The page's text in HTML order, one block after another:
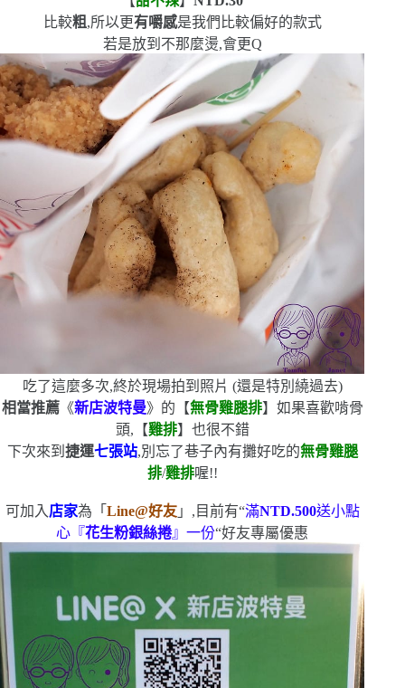
比較粗 ,所以更有嚼感是我們比較偏好的款式
若是放到不那麼燙,會更Q
吃了這麼多次,終於現場拍到照片 (還是特別繞過去)
相當推薦《新店波特曼》的【無骨雞腿排】 如果喜歡啃骨
頭,【雞排】也很不錯
下次來到 捷運七張站,別忘了巷子內有攤好吃的無骨雞腿
排/雞排喔!!
可加入 店家為「 Line@好友」,目前有“滿NTD.500送小點
心『花生粉銀絲捲』一份“好友專屬優惠